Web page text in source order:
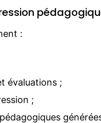
:
évaluations ;
;